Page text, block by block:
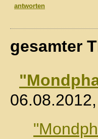
antworten
gesamter